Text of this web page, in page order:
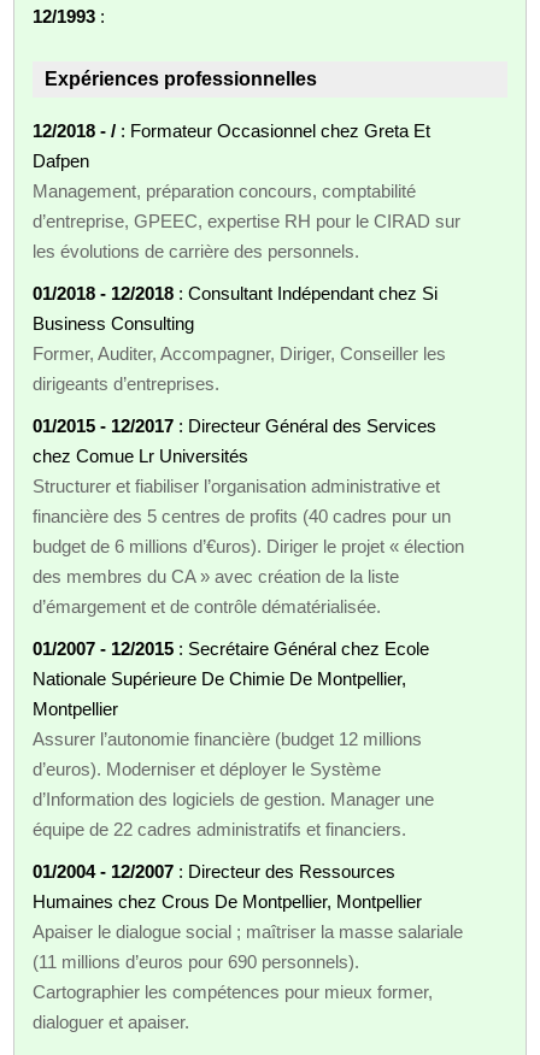
12/1993 :
Expériences professionnelles
12/2018 - / : Formateur Occasionnel chez Greta Et
Dafpen
Management, préparation concours, comptabilité
d’entreprise, GPEEC, expertise RH pour le CIRAD sur
les évolutions de carrière des personnels.
01/2018 - 12/2018 : Consultant Indépendant chez Si
Business Consulting
Former, Auditer, Accompagner, Diriger, Conseiller les
dirigeants d’entreprises.
01/2015 - 12/2017 : Directeur Général des Services
chez Comue Lr Universités
Structurer et fiabiliser l’organisation administrative et
financière des 5 centres de profits (40 cadres pour un
budget de 6 millions d’€uros). Diriger le projet « élection
des membres du CA » avec création de la liste
d’émargement et de contrôle dématérialisée.
01/2007 - 12/2015 : Secrétaire Général chez Ecole
Nationale Supérieure De Chimie De Montpellier,
Montpellier
Assurer l’autonomie financière (budget 12 millions
d’euros). Moderniser et déployer le Système
d’Information des logiciels de gestion. Manager une
équipe de 22 cadres administratifs et financiers.
01/2004 - 12/2007 : Directeur des Ressources
Humaines chez Crous De Montpellier, Montpellier
Apaiser le dialogue social ; maîtriser la masse salariale
(11 millions d’euros pour 690 personnels).
Cartographier les compétences pour mieux former,
dialoguer et apaiser.